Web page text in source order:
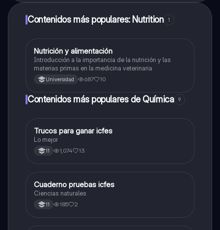
Contenidos más populares: Nutrition 1
Química
Nutrición y alimentación
Introducción a la importancia de la nutrición y las
materias primas en la medicina veterinaria
Universidad 687 10
Contenidos más populares de Química 9
Química
Trucos para ganar icfes
Lo mejor
11 1,074 13
Biologia
Cuaderno pruebas icfes
Ciencias naturales
11 185 2